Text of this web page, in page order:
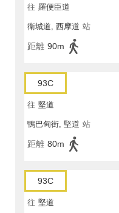
往 羅便臣道
衛城道, 西摩道 站
距離 90m
93C
往 堅道
鴨巴甸街, 堅道 站
距離 80m
93C
往 堅道